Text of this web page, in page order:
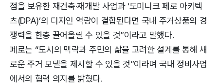
점을 보유한 재건축·재개발 사업과 ‘도미니크 페로 아키텍
츠(DPA)’의 디자인 역량이 결합된다면 국내 주거상품의 경
쟁력을 한층 끌어올릴 수 있을 것”이라고 말했다.
페로는 “도시의 맥락과 주민의 삶을 고려한 설계를 통해 새
로운 주거 모델을 제시할 수 있을 것”이라며 국내 정비사업
에서의 협력 의지를 밝혔다.